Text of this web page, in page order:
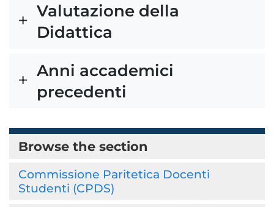
Valutazione della
Didattica
Anni accademici
precedenti
Browse the section
Commissione Paritetica Docenti
Studenti (CPDS)